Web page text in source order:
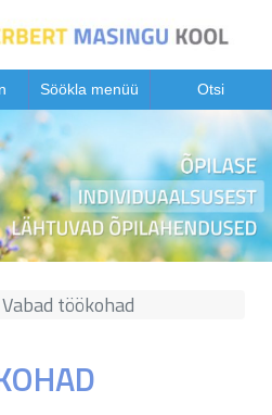
Söökla menüü Otsi
Vabad töökohad